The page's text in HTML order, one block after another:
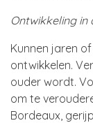
Ontwikkeling in
Kunnen jaren
ontwikkelen.
ouder wordt.
om te
Bordeaux,